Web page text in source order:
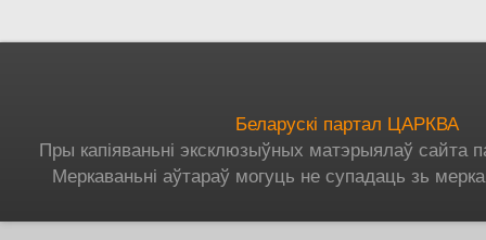
Беларускі партал ЦАРКВА
Пры капіяваньні эксклюзыўных матэрыялаў сайта
Меркаваньні аўтараў могуць не супадаць зь